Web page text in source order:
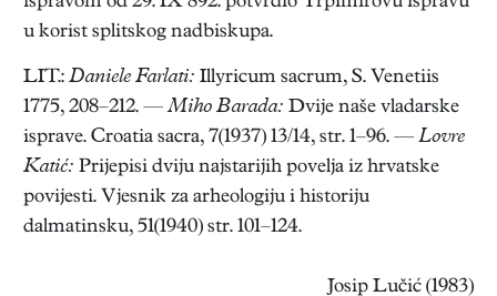
u korist splitskog nadbiskupa.
LIT.: Daniele Farlati: Illyricum sacrum, S. Venetiis
1775, 208–212. —Miho Barada: Dvije naše vladarske
isprave. Croatia sacra, 7(1937) 13/14, str. 1–96. — Lovre
Katić: Prijepisi dviju najstarijih povelja iz hrvatske
povijesti. Vjesnik za arheologiju i historiju
dalmatinsku, 51(1940) str. 101–124.
Josip Lučić (1983)